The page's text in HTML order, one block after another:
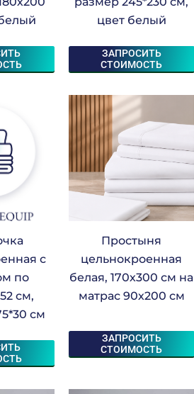
цвет белый
ЗАПРОСИТЬ
СТОИМОСТЬ
с
по
см,
см
Простыня
цельнокроенная
белая, 170х300 см на
матрас 90х200 см
ЗАПРОСИТЬ
СТОИМОСТЬ